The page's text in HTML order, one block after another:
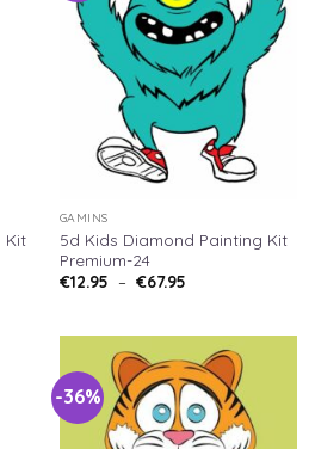
Kit
GAMINS
5d Kids Diamond Painting Kit
Premium-24
€12.95 – €67.95
-36%